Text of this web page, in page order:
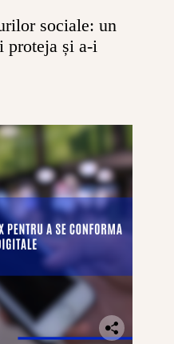
sociale: un
proteja și a-i